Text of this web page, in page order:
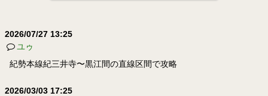
2026/07/27 13:25
ユゥ
紀勢本線紀三井寺〜黒江間の直線区間で攻略
2026/03/03 17:25